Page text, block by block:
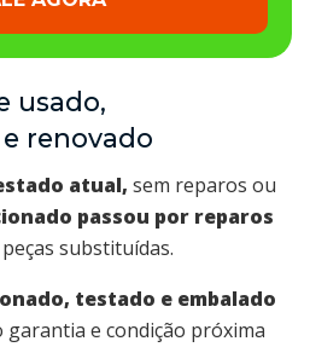
usado,
renovado
atual, sem reparos ou
passou por reparos
substituídas.
testado e embalado
e condição próxima